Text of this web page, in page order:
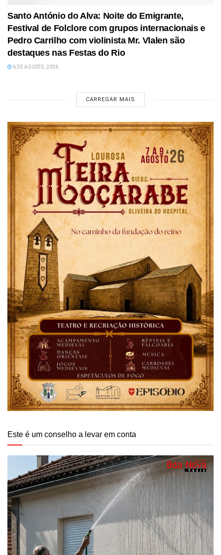
Santo António do Alva: Noite do Emigrante,
Festival de Folclore com grupos internacionais e
Pedro Carrilho com violinista Mr. Vlalen são
destaques nas Festas do Rio
6 DE AGOSTO, 2026
CARREGAR MAIS
Este é um conselho a levar em conta